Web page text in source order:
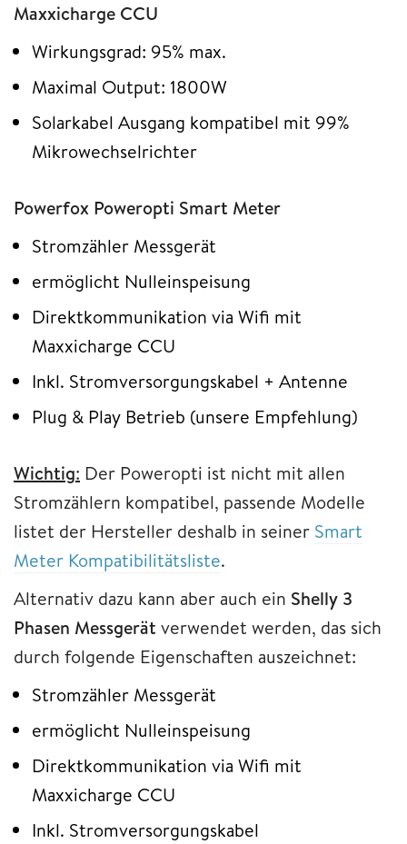
Maxxicharge CCU
Wirkungsgrad: 95% max.
Maximal Output: 1800W
Solarkabel Ausgang kompatibel mit 99%
Mikrowechselrichter
Powerfox Poweropti Smart Meter
Stromzähler Messgerät
ermöglicht Nulleinspeisung
Direktkommunikation via Wifi mit
Maxxicharge CCU
Inkl. Stromversorgungskabel + Antenne
Plug & Play Betrieb (unsere Empfehlung)
Wichtig: Der Poweropti ist nicht mit allen
Stromzählern kompatibel, passende Modelle
listet der Hersteller deshalb in seiner Smart
Meter Kompatibilitätsliste.
Alternativ dazu kann aber auch ein Shelly 3
Phasen Messgerät verwendet werden, das sich
durch folgende Eigenschaften auszeichnet:
Stromzähler Messgerät
ermöglicht Nulleinspeisung
Direktkommunikation via Wifi mit
Maxxicharge CCU
Inkl. Stromversorgungskabel